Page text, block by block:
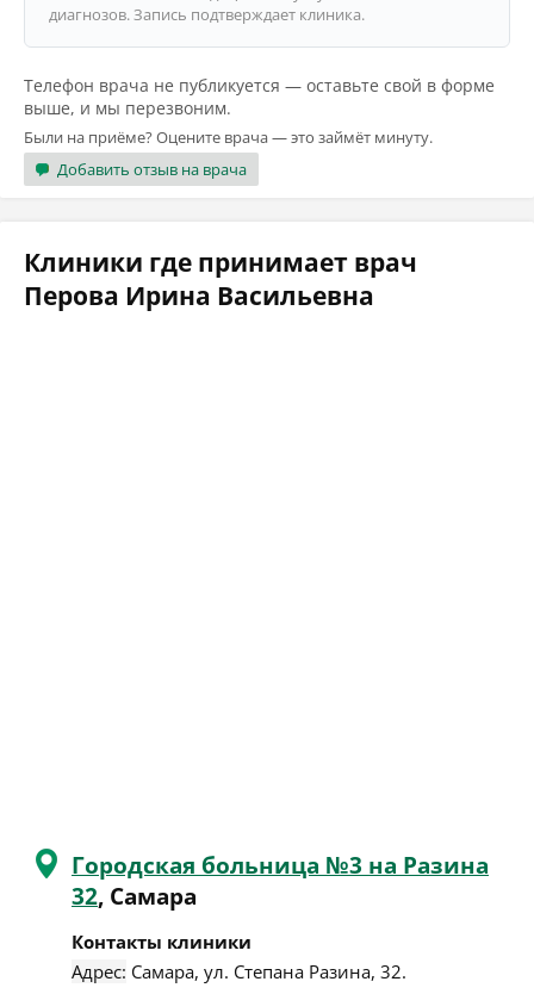
диагнозов. Запись подтверждает клиника.
Телефон врача не публикуется — оставьте свой в форме
выше, и мы перезвоним.
Были на приёме? Оцените врача — это займёт минуту.
Добавить отзыв на врача
Клиники где принимает врач
Перова Ирина Васильевна
Городская больница №3 на Разина
32, Самара
Контакты клиники
Адрес: Самара, ул. Степана Разина, 32.